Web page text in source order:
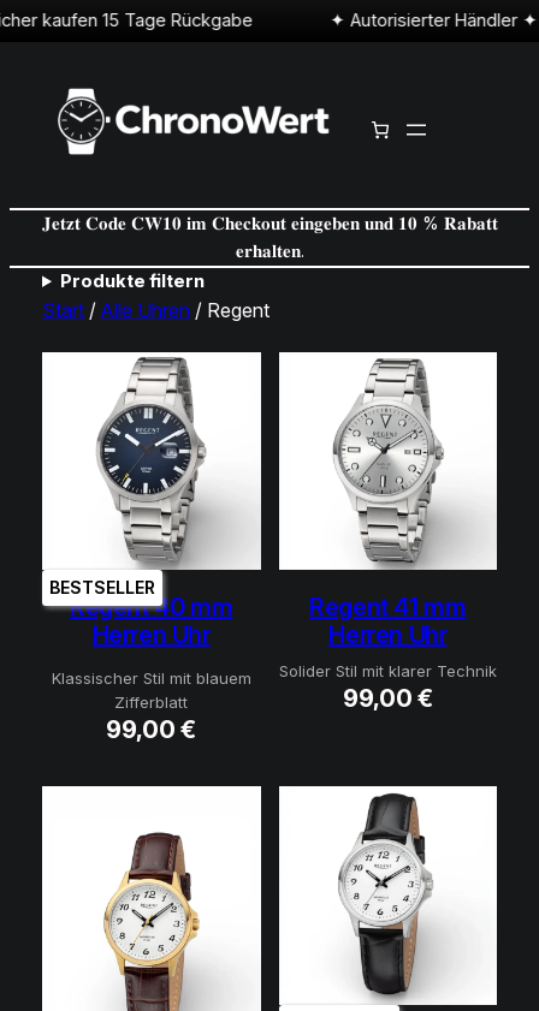
kaufen 15 Tage Rückgabe
𝐉𝐞𝐭𝐳𝐭 𝐂𝐨𝐝𝐞 𝐂𝐖𝟏𝟎 𝐢𝐦 𝐂𝐡𝐞𝐜𝐤𝐨𝐮𝐭 𝐞𝐢𝐧𝐠𝐞𝐛𝐞𝐧 𝐮𝐧𝐝 𝟏𝟎 % 𝐑𝐚𝐛𝐚𝐭𝐭
𝐞𝐫𝐡𝐚𝐥𝐭𝐞𝐧.
Produkte filtern
Start/ Alle Uhren / Regent
BESTSELLER
Regent 40 mm
Herren Uhr
Klassischer Stil mit blauem
Zifferblatt
99,00€
Regent 41 mm
Herren Uhr
Solider Stil mit klarer Technik
99,00 €